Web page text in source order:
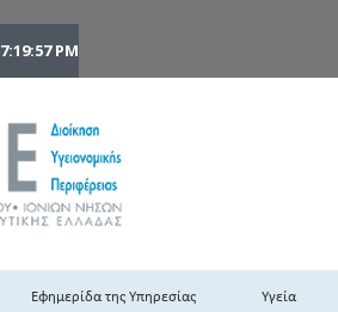
7:19:58 PM
6η Υγειονομική
Εφημερίδα της Υπηρεσίας Υγεία